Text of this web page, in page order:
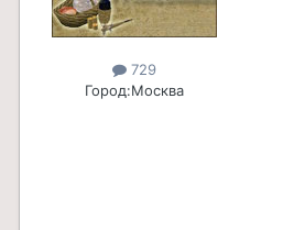
729
Город:Москва